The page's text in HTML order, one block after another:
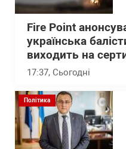
Fire Point
українська
виходить на
17:37, Сьогодні
Політика